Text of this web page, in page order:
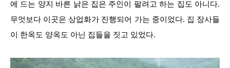
에 드는 양지 바른 낡은 집은 주인이 팔려고 하는 집도 아니다.
무엇보다 이곳은 상업화가 진행되어 가는 중이었다. 집 장사들
이 한옥도 양옥도 아닌 집들을 짓고 있었다.